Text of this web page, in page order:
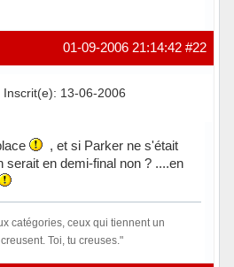
#22
01-09-2006 21:14:42
Inscrit(e): 13-06-2006
, et si Parker ne s'était
serait en demi-final non ? ....en
catégories, ceux qui tiennent un
Toi, tu creuses."